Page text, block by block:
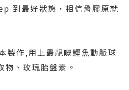
到最好狀態，相信骨膠原就
作,用上最靚嘅鰹魚動脈球
物、玫瑰胎盤素。